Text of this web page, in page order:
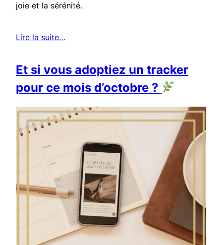
joie et la sérénité.
Lire la suite…
Et si vous adoptiez un tracker
pour ce mois d’octobre ?